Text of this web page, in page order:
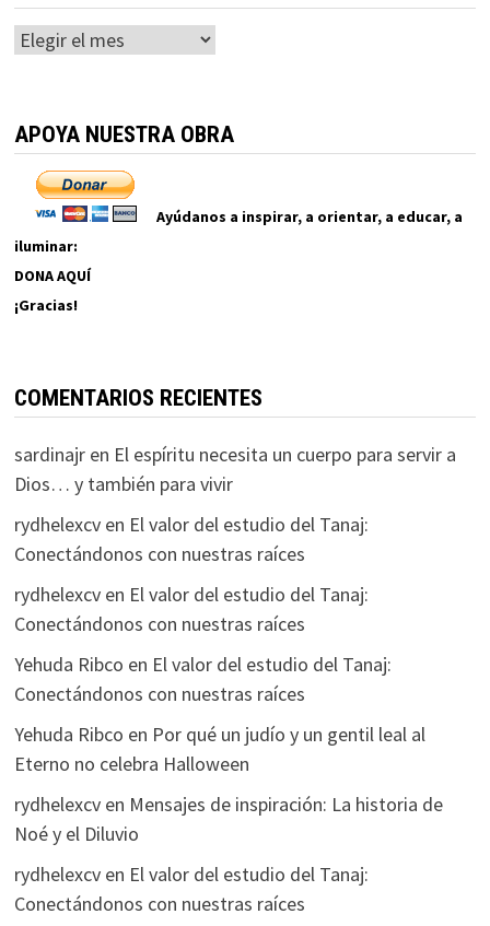
Archivos
APOYA NUESTRA OBRA
Ayúdanos a inspirar, a orientar, a educar, a
iluminar:
DONA AQUÍ
¡Gracias!
COMENTARIOS RECIENTES
sardinajren El espíritu necesita un cuerpo para servir a
Dios… y también para vivir
rydhelexcven El valor del estudio del Tanaj:
Conectándonos con nuestras raíces
rydhelexcven El valor del estudio del Tanaj:
Conectándonos con nuestras raíces
Yehuda Ribco en El valor del estudio del Tanaj:
Conectándonos con nuestras raíces
Yehuda Ribco en Por qué un judío y un gentil leal al
Eterno no celebra Halloween
rydhelexcven Mensajes de inspiración: La historia de
Noé y el Diluvio
rydhelexcven El valor del estudio del Tanaj:
Conectándonos con nuestras raíces